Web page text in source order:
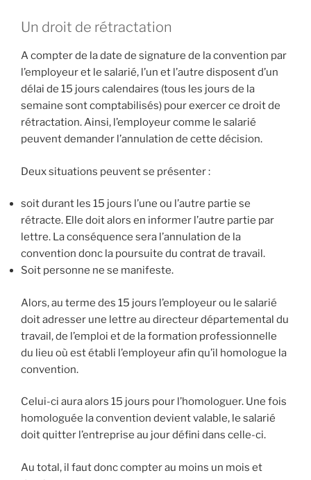
Un droit de rétractation
A compter de la date de signature de la convention par
l’employeur et le salarié, l’un et l’autre disposent d’un
délai de 15 jours calendaires (tous les jours de la
semaine sont comptabilisés) pour exercer ce droit de
rétractation. Ainsi, l’employeur comme le salarié
peuvent demander l’annulation de cette décision.
Deux situations peuvent se présenter :
soit durant les 15 jours l’une ou l’autre partie se
rétracte. Elle doit alors en informer l’autre partie par
lettre. La conséquence sera l’annulation de la
convention donc la poursuite du contrat de travail.
Soit personne ne se manifeste.
Alors, au terme des 15 jours l’employeur ou le salarié
doit adresser une lettre au directeur départemental du
travail, de l’emploi et de la formation professionnelle
du lieu où est établi l’employeur afin qu’il homologue la
convention.
Celui-ci aura alors 15 jours pour l’homologuer. Une fois
homologuée la convention devient valable, le salarié
doit quitter l’entreprise au jour défini dans celle-ci.
Au total, il faut donc compter au moins un mois et